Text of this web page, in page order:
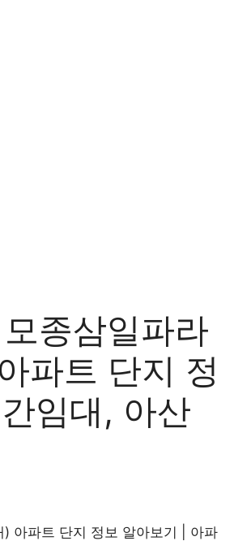
종삼일파라
파트 단지 정
임대, 아산
아파트 단지 정보 알아보기 | 아파